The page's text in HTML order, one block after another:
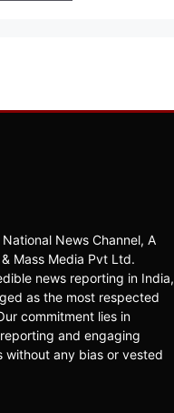
News Channel, A
Mass Media Pvt Ltd.
news reporting in India,
as the most respected
commitment lies in
and engaging
without any bias or vested